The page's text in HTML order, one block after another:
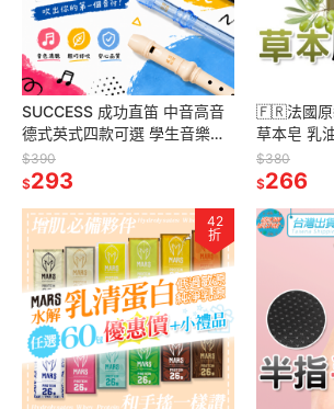
SUCCESS 成功直笛 中音高音
德式英式四款可選 學生音樂課
教學指定 贈收納袋 附發票
$390
$293
🇫🇷法國原
草本皂 乳
肌可用 馬
公司正品
$380
$266
42
折